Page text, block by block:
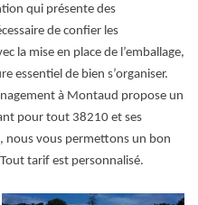
qui présente des
de confier les
la mise en place de l’emballage,
essentiel de bien s’organiser.
à Montaud propose un
pour tout 38210 et ses
nous vous permettons un bon
tarif est personnalisé.